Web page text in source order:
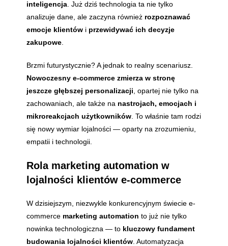
inteligencja . Już dziś technologia ta nie tylko
analizuje dane, ale zaczyna również rozpoznawać
emocje klientów i przewidywać ich decyzje
zakupowe
Brzmi futurystycznie? A jednak to realny scenariusz.
Nowoczesny e-commerce zmierza w stronę
jeszcze głębszej personalizacji , opartej nie tylko na
zachowaniach, ale także na nastrojach, emocjach i
mikroreakcjach użytkowników . To właśnie tam rodzi
się nowy wymiar lojalności — oparty na zrozumieniu,
empatii i technologii.
Rola marketing automation w
lojalności klientów e-commerce
W dzisiejszym, niezwykle konkurencyjnym świecie e-
commerce marketing automation to już nie tylko
nowinka technologiczna — to kluczowy fundament
budowania lojalności klientów . Automatyzacja